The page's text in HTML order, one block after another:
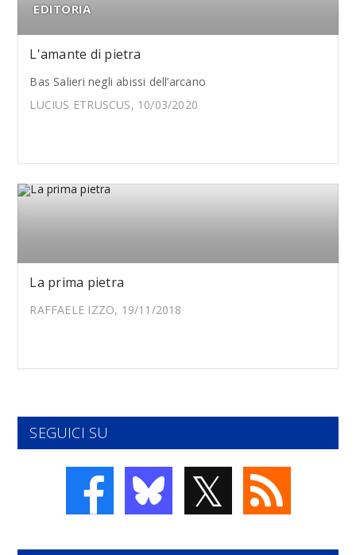
EDITORIA
L'amante di pietra
Bas Salieri negli abissi dell’arcano
LUCIUS ETRUSCUS, 10/03/2020
La prima pietra
RAFFAELE IZZO, 19/11/2018
SEGUICI SU
𝕏